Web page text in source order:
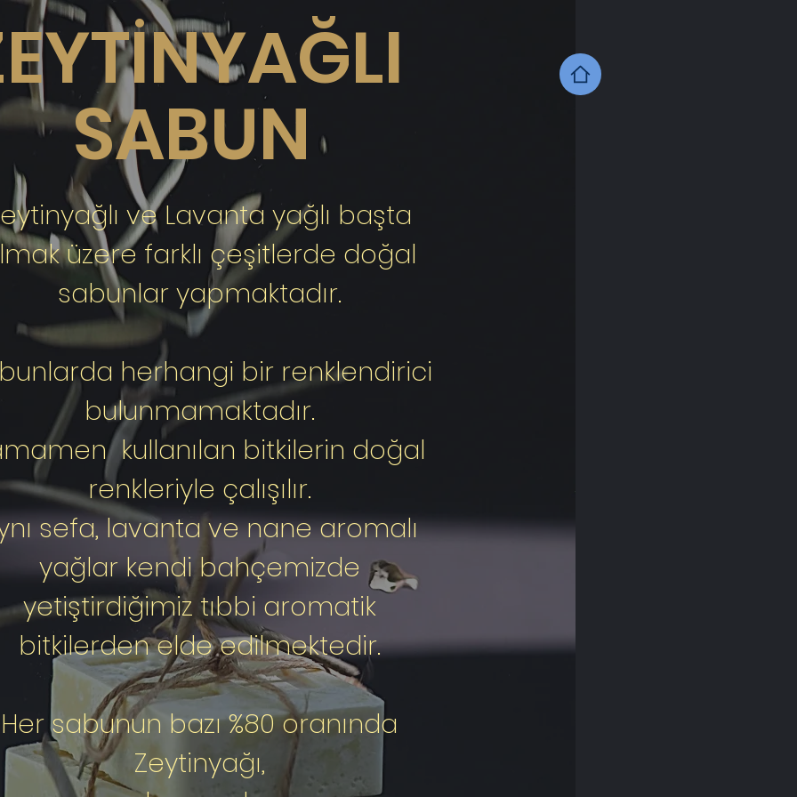
SABUN
ve Lavanta yağlı başta
üzere farklı çeşitlerde doğal
sabunlar yapmaktadır.
herhangi bir renklendirici
bulunmamaktadır.
kullanılan bitkilerin doğal
renkleriyle çalışılır.
sefa, lavanta ve nane aromalı
yağlar kendi bahçemizde
yetiştirdiğimiz tıbbi aromatik
bitkilerden elde edilmektedir.
Her sabunun bazı %80 oranında
Zeytinyağı,